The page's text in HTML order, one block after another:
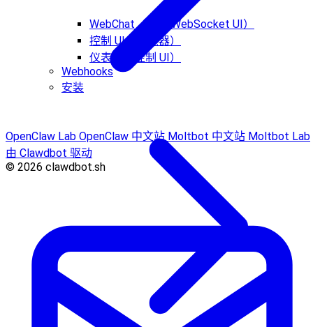
WebChat（网关 WebSocket UI）
控制 UI（浏览器）
仪表板（控制 UI）
Webhooks
安装
OpenClaw Lab OpenClaw 中文站 Moltbot 中文站 Moltbot Lab
由 Clawdbot 驱动
© 2026 clawdbot.sh